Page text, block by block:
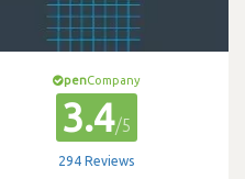
penCompany
3.4/5
294 Reviews